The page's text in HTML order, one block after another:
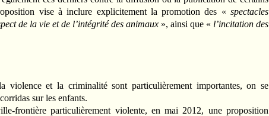
vise à inclure explicitement la promotion des « spectacles
de la vie et de l’intégrité des animaux », ainsi que « l’incitation des
violence et la criminalité sont particulièrement importantes, on se
sur les enfants.
frontière particulièrement violente, en mai 2012, une proposition